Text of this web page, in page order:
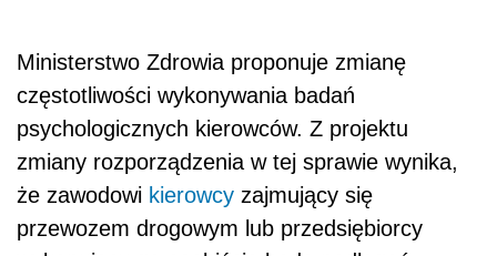
Ministerstwo Zdrowia proponuje zmianę
częstotliwości wykonywania badań
psychologicznych kierowców. Z projektu
zmiany rozporządzenia w tej sprawie wynika,
że zawodowi kierowcy zajmujący się
przewozem drogowym lub przedsiębiorcy